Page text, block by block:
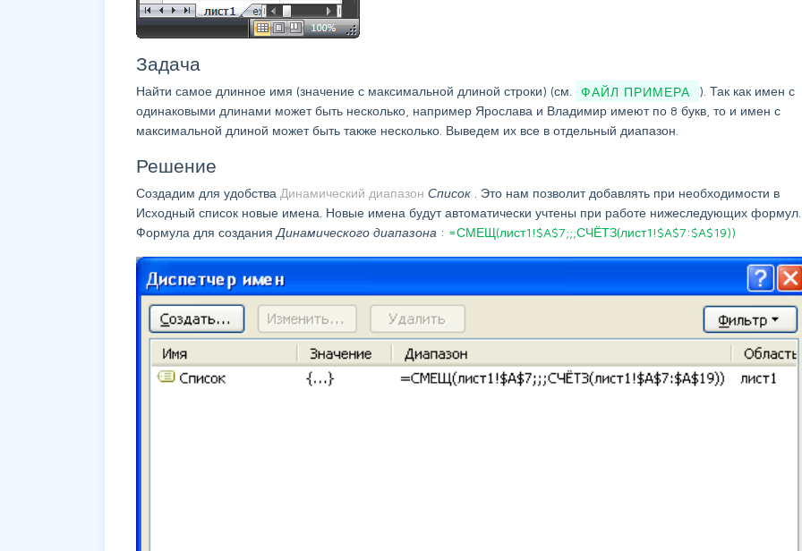
Задача
Найти самое длинное имя (значение с максимальной длиной строки) (см. ФАЙЛ ПРИМЕРА
). Так как имен с
одинаковыми длинами может быть несколько, например Ярослава и Владимир имеют по 8 букв, то и имен с
максимальной длиной может быть также несколько. Выведем их все в отдельный диапазон.
Решение
Создадим для удобства Динамический диапазон Список
. Это нам позволит добавлять при необходимости в
Исходный список новые имена. Новые имена будут автоматически учтены при работе нижеследующих формул.
Формула для создания Динамического диапазона : =СМЕЩ(лист1!$A$7;;;СЧЁТЗ(лист1!$A$7:$A$19))